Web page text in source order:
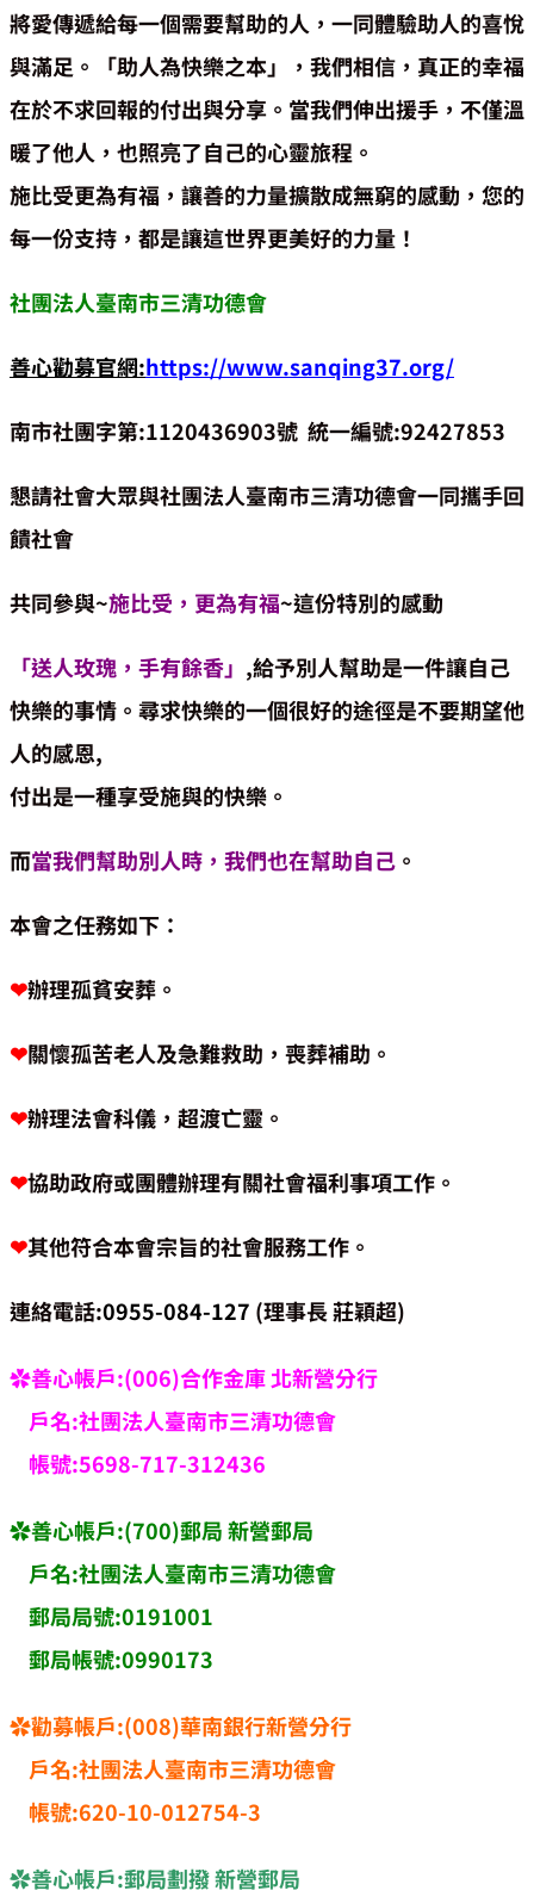
將愛傳遞給每一個需要幫助的人，一同體驗助人的喜悅
與滿足。「助人為快樂之本」，我們相信，真正的幸福
在於不求回報的付出與分享。當我們伸出援手，不僅溫
暖了他人，也照亮了自己的心靈旅程。
施比受更為有福，讓善的力量擴散成無窮的感動，您的
每一份支持，都是讓這世界更美好的力量！
社團法人臺南市三清功德會
善心勸募官網:https://www.sanqing37.org/
南市社團字第:1120436903號 統一編號:92427853
懇請社會大眾與社團法人臺南市三清功德會一同攜手回
饋社會
共同參與~施比受，更為有福~這份特別的感動
「送人玫瑰，手有餘香」 ,給予別人幫助是一件讓自己
快樂的事情。尋求快樂的一個很好的途徑是不要期望他
人的感恩,
付出是一種享受施與的快樂。
而當我們幫助別人時，我們也在幫助自己 。
本會之任務如下：
❤︎辦理孤貧安葬。
❤︎關懷孤苦老人及急難救助，喪葬補助。
❤︎辦理法會科儀，超渡亡靈。
❤︎協助政府或團體辦理有關社會福利事項工作。
❤︎其他符合本會宗旨的社會服務工作。
連絡電話:0955-084-127 (理事長 莊穎超)
✿善心帳戶:(006)合作金庫 北新營分行
戶名:社團法人臺南市三清功德會
帳號:5698-717-312436
✿善心帳戶:(700)郵局 新營郵局
戶名:社團法人臺南市三清功德會
郵局局號:0191001
郵局帳號:0990173
✿勸募帳戶:(008)華南銀行新營分行
戶名:社團法人臺南市三清功德會
帳號:620-10-012754-3
✿善心帳戶:郵局劃撥 新營郵局